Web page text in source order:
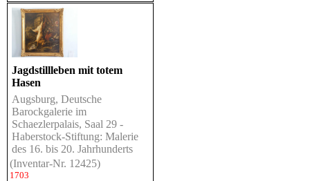
Jagdstillleben mit totem
Hasen
Augsburg, Deutsche
Barockgalerie im
Schaezlerpalais, Saal 29 -
Haberstock-Stiftung: Malerie
des 16. bis 20. Jahrhunderts
(Inventar-Nr. 12425)
1703